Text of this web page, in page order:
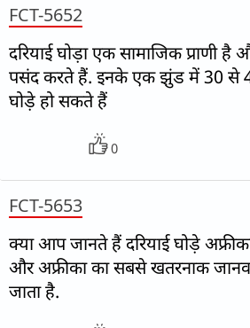
FCT-5652
दरियाई घोड़ा एक सामाजिक प्राणी
पसंद करते हैं. इनके एक झुंड में 30 से 40
घोड़े हो सकते हैं
0
FCT-5653
क्या आप जानते हैं दरियाई घोड़े
और अफ्रीका का सबसे खतरनाक
जाता है.